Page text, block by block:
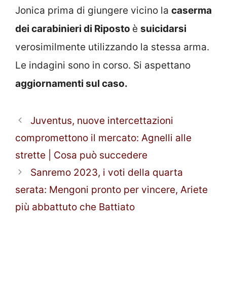
Jonica prima di giungere vicino la caserma
dei carabinieri di Riposto è suicidarsi
verosimilmente utilizzando la stessa arma.
Le indagini sono in corso. Si aspettano
aggiornamenti sul caso.
Juventus, nuove intercettazioni
compromettono il mercato: Agnelli alle
strette | Cosa può succedere
Sanremo 2023, i voti della quarta
serata: Mengoni pronto per vincere, Ariete
più abbattuto che Battiato